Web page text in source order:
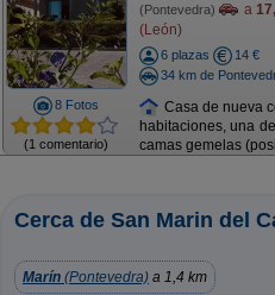
8 Fotos
(1 comentario)
(Pontevedra) a
(León)
6 plazas
14 €
34 km de
Casa de nueva
habitaciones, una
camas gemelas
Cerca de San Marin del
Marín (Pontevedra) a 1,4 km